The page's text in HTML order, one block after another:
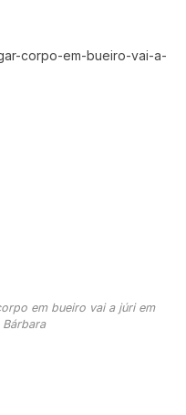
em bueiro vai a júri em
Bárbara